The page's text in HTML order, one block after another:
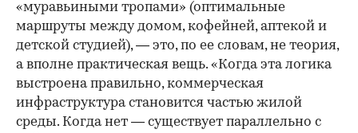
«муравьиными тропами» (оптимальные
маршруты между домом, кофейней, аптекой и
детской студией), — это, по ее словам, не теория,
а вполне практическая вещь. «Когда эта логика
выстроена правильно, коммерческая
инфраструктура становится частью жилой
среды. Когда нет — существует параллельно с